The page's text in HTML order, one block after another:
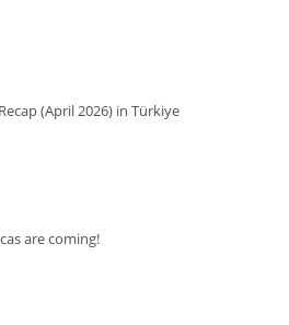
(April 2026) in Türkiye
are coming!